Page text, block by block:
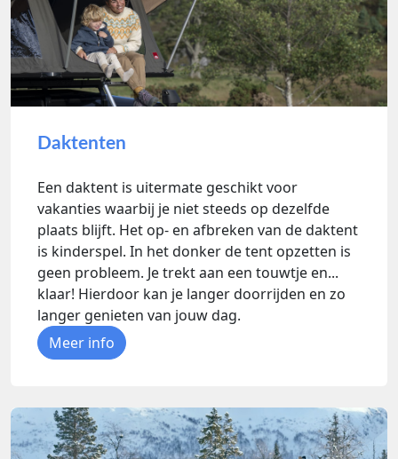
Daktenten
Een daktent is uitermate geschikt voor
vakanties waarbij je niet steeds op dezelfde
plaats blijft. Het op- en afbreken van de daktent
is kinderspel. In het donker de tent opzetten is
geen probleem. Je trekt aan een touwtje en...
klaar! Hierdoor kan je langer doorrijden en zo
langer genieten van jouw dag.
Meer info